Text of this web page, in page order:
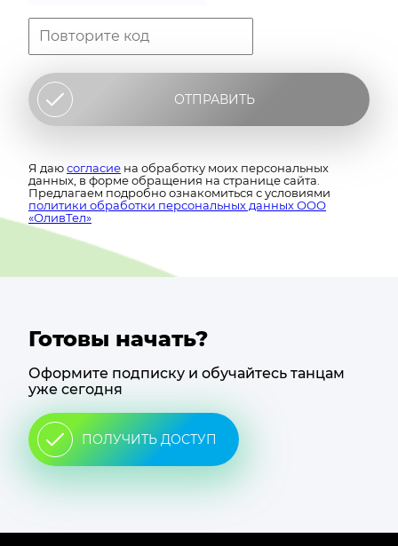
ОТПРАВИТЬ
Я даюсогласие на обработку моих персональных
данных, в форме обращения на странице сайта.
Предлагаем подробно ознакомиться с условиями
политики обработки персональных данных ООО
«ОливТел»
Готовы начать?
Оформите подписку и обучайтесь танцам
уже сегодня
ПОЛУЧИТЬ ДОСТУП